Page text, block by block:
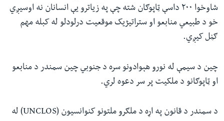
شاوخوا ۲۰۰ داسې ټاپوګان شته چې په زیاترو یې انسانان نه اوسیږي
خو د طبیعي منابعو او ستراتیژیک موقعیت درلودلو له کبله مهم
ګڼل کیږي.
چین د سیمې له نورو هېوادونو سره د جنوبي چین سمندر د منابعو
او ټاپوګانو د ملکیت پر سر دعوه لري.
د سمندر د قانون په اړه د ملګرو ملتونو کنوانسیون (UNCLOS) له